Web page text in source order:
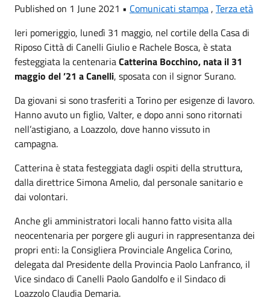
Published on 1 June 2021 • Comunicati stampa , Terza età
Ieri pomeriggio, lunedì 31 maggio, nel cortile della Casa di
Riposo Città di Canelli Giulio e Rachele Bosca, è stata
festeggiata la centenariaCatterina Bocchino, nata il 31
maggio del ’21 a Canelli, sposata con il signor Surano.
Da giovani si sono trasferiti a Torino per esigenze di lavoro.
Hanno avuto un figlio, Valter, e dopo anni sono ritornati
nell’astigiano, a Loazzolo, dove hanno vissuto in
campagna.
Catterina è stata festeggiata dagli ospiti della struttura,
dalla direttrice Simona Amelio, dal personale sanitario e
dai volontari.
Anche gli amministratori locali hanno fatto visita alla
neocentenaria per porgere gli auguri in rappresentanza dei
propri enti: la Consigliera Provinciale Angelica Corino,
delegata dal Presidente della Provincia Paolo Lanfranco, il
Vice sindaco di Canelli Paolo Gandolfo e il Sindaco di
Loazzolo Claudia Demaria.